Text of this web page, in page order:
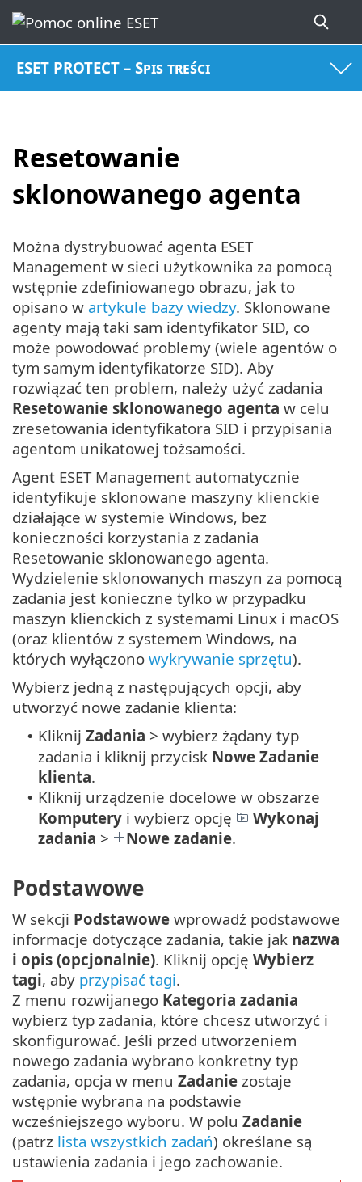
ESET PROTECT – Spis treści
Resetowanie
sklonowanego agenta
Można dystrybuować agenta ESET
Management w sieci użytkownika za pomocą
wstępnie zdefiniowanego obrazu, jak to
opisano w artykule bazy wiedzy. Sklonowane
agenty mają taki sam identyfikator SID, co
może powodować problemy (wiele agentów o
tym samym identyfikatorze SID). Aby
rozwiązać ten problem, należy użyć zadania
Resetowanie sklonowanego agenta w celu
zresetowania identyfikatora SID i przypisania
agentom unikatowej tożsamości.
Agent ESET Management automatycznie
identyfikuje sklonowane maszyny klienckie
działające w systemie Windows, bez
konieczności korzystania z zadania
Resetowanie sklonowanego agenta.
Wydzielenie sklonowanych maszyn za pomocą
zadania jest konieczne tylko w przypadku
maszyn klienckich z systemami Linux i macOS
(oraz klientów z systemem Windows, na
których wyłączono wykrywanie sprzętu).
Wybierz jedną z następujących opcji, aby
utworzyć nowe zadanie klienta:
• Kliknij Zadania > wybierz żądany typ
zadania i kliknij przycisk Nowe Zadanie
klienta.
• Kliknij urządzenie docelowe w obszarze
Komputery i wybierz opcję
Wykonaj
zadania > Nowe zadanie.
Podstawowe
W sekcji Podstawowe wprowadź podstawowe
informacje dotyczące zadania, takie jak nazwa
i opis (opcjonalnie). Kliknij opcję Wybierz
tagi, aby przypisać tagi.
Z menu rozwijanego Kategoria zadania
wybierz typ zadania, które chcesz utworzyć i
skonfigurować. Jeśli przed utworzeniem
nowego zadania wybrano konkretny typ
zadania, opcja w menu Zadanie zostaje
wstępnie wybrana na podstawie
wcześniejszego wyboru. W polu Zadanie
(patrz lista wszystkich zadań) określane są
ustawienia zadania i jego zachowanie.